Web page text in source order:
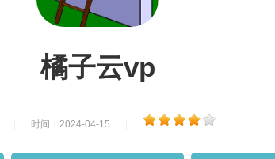
橘子云vp
时间：2024-04-15